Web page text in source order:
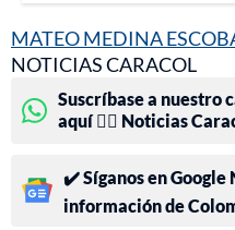
MATEO MEDINA
NOTICIAS CARACOL
Suscríbase a nuestro
aquí 👉🏻 Noticias
✔️ Síganos en Google
información de